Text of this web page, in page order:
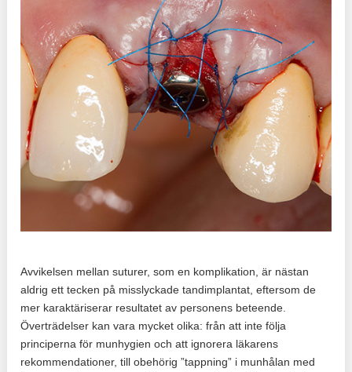
Avvikelsen mellan suturer, som en komplikation, är nästan
aldrig ett tecken på misslyckade tandimplantat, eftersom de
mer karaktäriserar resultatet av personens beteende.
Överträdelser kan vara mycket olika: från att inte följa
principerna för munhygien och att ignorera läkarens
rekommendationer, till obehörig ”tappning” i munhålan med